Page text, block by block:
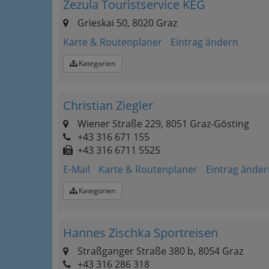
Zezula Touristservice KEG
Grieskai 50, 8020 Graz
Karte & Routenplaner
Eintrag ändern
Kategorien
Christian Ziegler
Wiener Straße 229, 8051 Graz-Gösting
+43 316 671 155
+43 316 6711 5525
E-Mail
Karte & Routenplaner Eintrag
Kategorien
Hannes Zischka Sportreisen
Straßganger Straße 380 b, 8054 Graz
+43 316 286 318